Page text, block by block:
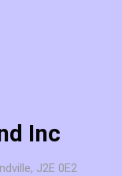
Inc
J2E 0E2